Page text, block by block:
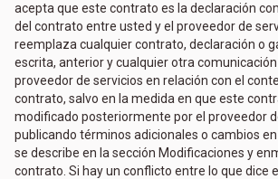
acepta que este contrato es la declaración
del contrato entre usted y el proveedor de
reemplaza cualquier contrato, declaración o
escrita, anterior y cualquier otra comunicación
proveedor de servicios en relación con el
contrato, salvo en la medida en que este
modificado posteriormente por el proveedor
publicando términos adicionales o cambios
se describe en la sección Modificaciones y
contrato. Si hay un conflicto entre lo que dice